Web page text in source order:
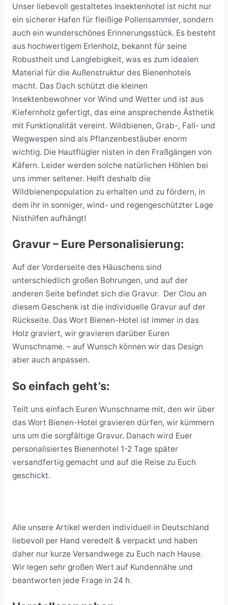
Unser liebevoll gestaltetes Insektenhotel ist nicht nur
ein sicherer Hafen für fleißige Pollensammler, sondern
auch ein wunderschönes Erinnerungsstück. Es besteht
aus hochwertigem Erlenholz, bekannt für seine
Robustheit und Langlebigkeit, was es zum idealen
Material für die Außenstruktur des Bienenhotels
macht. Das Dach schützt die kleinen
Insektenbewohner vor Wind und Wetter und ist aus
Kiefernholz gefertigt, das eine ansprechende Ästhetik
mit Funktionalität vereint. Wildbienen, Grab-, Fall- und
Wegwespen sind als Pflanzenbestäuber enorm
wichtig. Die Hautflügler nisten in den Fraßgängen von
Käfern. Leider werden solche natürlichen Höhlen bei
uns immer seltener. Helft deshalb die
Wildbienenpopulation zu erhalten und zu fördern, in
dem ihr in sonniger, wind- und regengeschützter Lage
Nisthilfen aufhängt!
Gravur – Eure Personalisierung:
Auf der Vorderseite des Häuschens sind
unterschiedlich großen Bohrungen, und auf der
anderen Seite befindet sich die Gravur. Der Clou an
diesem Geschenk ist die individuelle Gravur auf der
Rückseite. Das Wort Bienen-Hotel ist immer in das
Holz graviert, wir gravieren darüber Euren
Wunschname. – auf Wunsch können wir das Design
aber auch anpassen.
So einfach geht’s:
Teilt uns einfach Euren Wunschname mit, den wir über
das Wort Bienen-Hotel gravieren dürfen, wir kümmern
uns um die sorgfältige Gravur. Danach wird Euer
personalisiertes Bienenhotel 1-2 Tage später
versandfertig gemacht und auf die Reise zu Euch
geschickt.
Alle unsere Artikel werden individuell in Deutschland
liebevoll per Hand veredelt & verpackt und haben
daher nur kurze Versandwege zu Euch nach Hause.
Wir legen sehr großen Wert auf Kundennähe und
beantworten jede Frage in 24 h.